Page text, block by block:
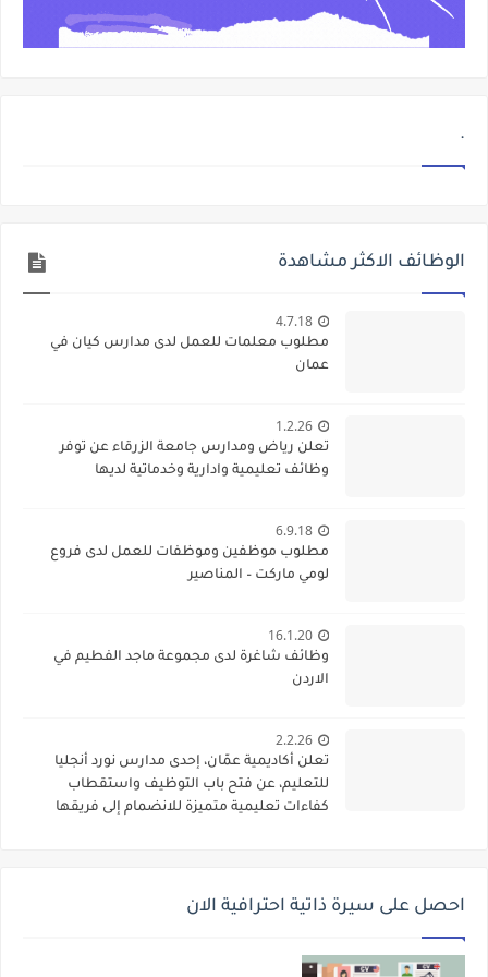
.
الوظائف الاكثر مشاهدة
4.7.18
مطلوب معلمات للعمل لدى مدارس كيان في
عمان
1.2.26
تعلن رياض ومدارس جامعة الزرقاء عن توفر
وظائف تعليمية وادارية وخدماتية لديها
6.9.18
مطلوب موظفين وموظفات للعمل لدى فروع
لومي ماركت – المناصير
16.1.20
وظائف شاغرة لدى مجموعة ماجد الفطيم في
الاردن
2.2.26
تعلن أكاديمية عمّان، إحدى مدارس نورد أنجليا
للتعليم، عن فتح باب التوظيف واستقطاب
كفاءات تعليمية متميزة للانضمام إلى فريقها
احصل على سيرة ذاتية احترافية الان